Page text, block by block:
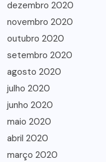
dezembro 2020
novembro 2020
outubro 2020
setembro 2020
agosto 2020
julho 2020
junho 2020
maio 2020
abril 2020
março 2020